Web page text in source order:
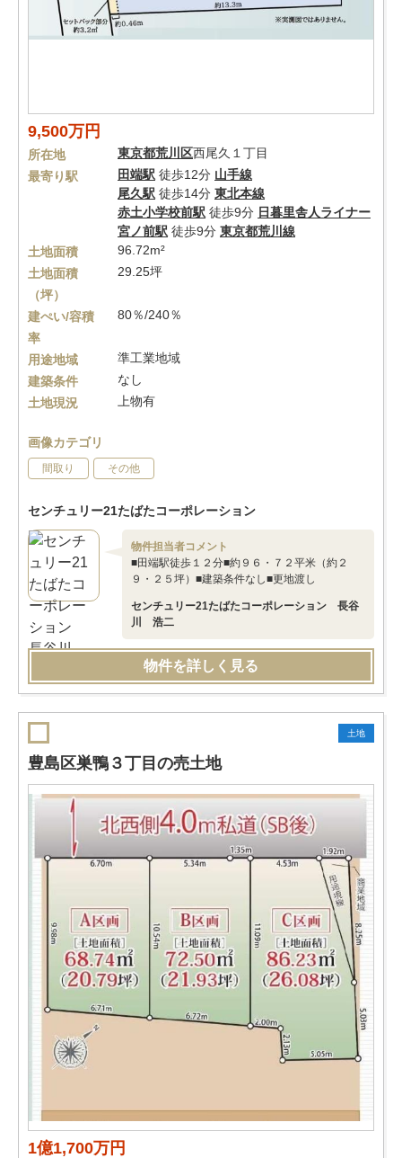
9,500万円
所在地 東京都荒川区西尾久１丁目
最寄り駅
田端駅 徒歩12分 山手線
尾久駅 徒歩14分 東北本線
赤土小学校前駅 徒歩9分 日暮里舎人ライナー
宮ノ前駅 徒歩9分 東京都荒川線
土地面積
96.72m²
土地面積
（坪）
29.25坪
建ぺい/容積
率
80％/240％
用途地域
準工業地域
建築条件
なし
土地現況
上物有
画像カテゴリ
間取り その他
センチュリー21たばたコーポレーション
物件担当者コメント
■田端駅徒歩１２分■約９６・７２平米（約２
９・２５坪）■建築条件なし■更地渡し
センチュリー21たばたコーポレーション 長谷
川 浩二
物件を詳しく見る
土地
豊島区巣鴨３丁目の売土地
1億1,700万円